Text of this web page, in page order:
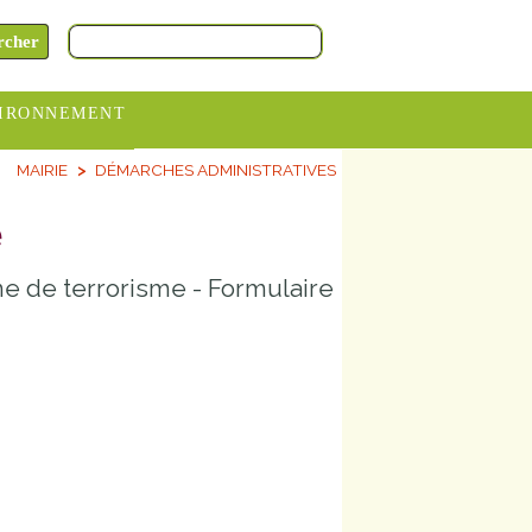
MAIRIE DÉMARCHES ADMINISTRATIVES
de terrorisme - Formulaire